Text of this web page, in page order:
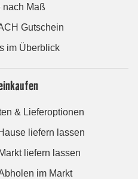
nach Maß
Gutschein
im Überblick
& Lieferoptionen
liefern lassen
liefern lassen
im Markt